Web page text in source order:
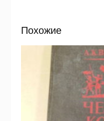
Похожие